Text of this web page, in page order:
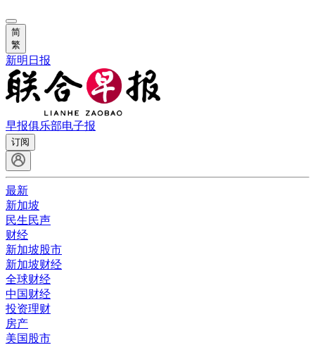
简
繁
新明日报
早报俱乐部电子报
订阅
最新
新加坡
民生民声
财经
新加坡股市
新加坡财经
全球财经
中国财经
投资理财
房产
美国股市